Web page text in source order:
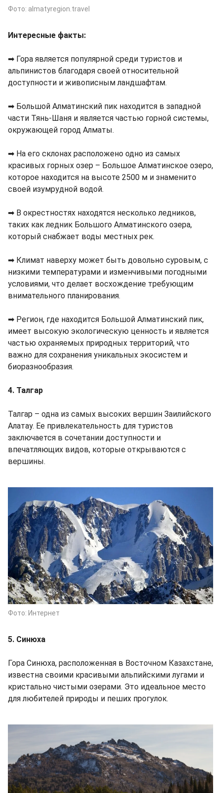
Фото: almatyregion.travel
Интересные факты:
➡ Гора является популярной среди туристов и
альпинистов благодаря своей относительной
доступности и живописным ландшафтам.
➡ Большой Алматинский пик находится в западной
части Тянь-Шаня и является частью горной системы,
окружающей город Алматы.
➡ На его склонах расположено одно из самых
красивых горных озер – Большое Алматинское озеро,
которое находится на высоте 2500 м и знаменито
своей изумрудной водой.
➡ В окрестностях находятся несколько ледников,
таких как ледник Большого Алматинского озера,
который снабжает воды местных рек.
➡ Климат наверху может быть довольно суровым, с
низкими температурами и изменчивыми погодными
условиями, что делает восхождение требующим
внимательного планирования.
➡ Регион, где находится Большой Алматинский пик,
имеет высокую экологическую ценность и является
частью охраняемых природных территорий, что
важно для сохранения уникальных экосистем и
биоразнообразия.
4. Талгар
Талгар – одна из самых высоких вершин Заилийского
Алатау. Ее привлекательность для туристов
заключается в сочетании доступности и
впечатляющих видов, которые открываются с
вершины.
Фото: Интернет
5. Синюха
Гора Синюха, расположенная в Восточном Казахстане,
известна своими красивыми альпийскими лугами и
кристально чистыми озерами. Это идеальное место
для любителей природы и пеших прогулок.